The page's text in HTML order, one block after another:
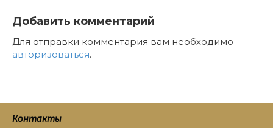
Добавить комментарий
Для отправки комментария вам необходимо
авторизоваться.
Контакты